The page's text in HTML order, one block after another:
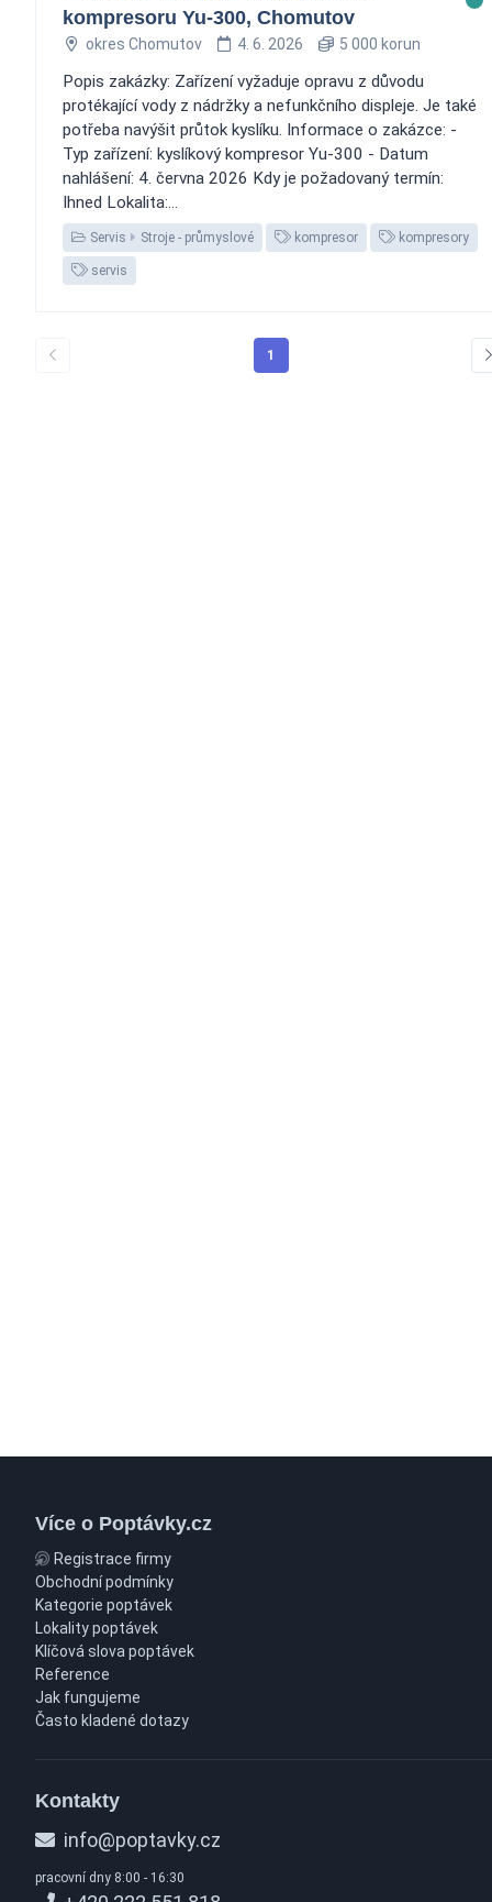
kompresoru Yu-300, Chomutov
okres Chomutov 4. 6. 2026 5 000 korun
Popis zakázky: Zařízení vyžaduje opravu z důvodu
protékající vody z nádržky a nefunkčního displeje. Je také
potřeba navýšit průtok kyslíku. Informace o zakázce: -
Typ zařízení: kyslíkový kompresor Yu-300 - Datum
nahlášení: 4. června 2026 Kdy je požadovaný termín:
Ihned Lokalita:...
Servis Stroje - průmyslové kompresor kompresory
servis
1
Více o Poptávky.cz
Registrace firmy
Obchodní podmínky
Kategorie poptávek
Lokality poptávek
Klíčová slova poptávek
Reference
Jak fungujeme
Často kladené dotazy
Kontakty
info@poptavky.cz
pracovní dny 8:00 - 16:30